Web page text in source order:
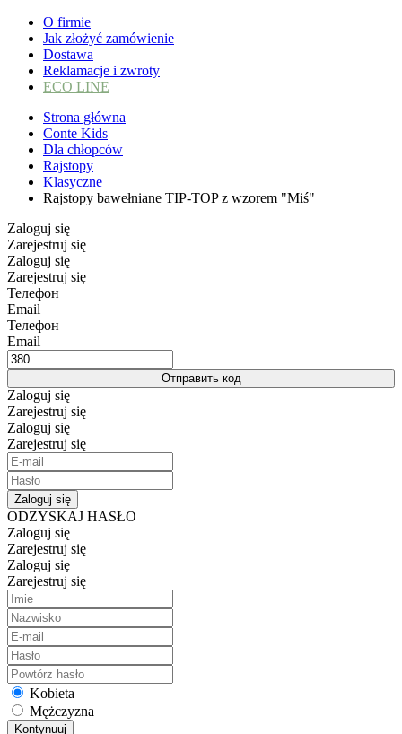
O firmie
Jak złożyć zamówienie
Dostawa
Reklamacje i zwroty
ECO LINE
Strona główna
Conte Kids
Dla chłopców
Rajstopy
Klasyczne
Rajstopy bawełniane TIP-TOP z wzorem "Miś"
Zaloguj się
Zarejestruj się
Zaloguj się
Zarejestruj się
Телефон
Email
Телефон
Email
Отправить код
Zaloguj się
Zarejestruj się
Zaloguj się
Zarejestruj się
Zaloguj się
ODZYSKAJ HASŁO
Zaloguj się
Zarejestruj się
Zaloguj się
Zarejestruj się
Kobieta
Mężczyzna
Kontynuuj